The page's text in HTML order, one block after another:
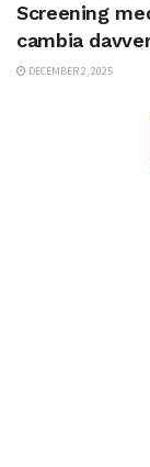
Screening
cambia
DECEMBER 2, 2025